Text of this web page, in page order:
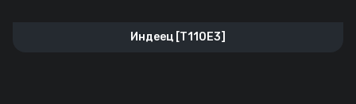
Индеец [T110E3]